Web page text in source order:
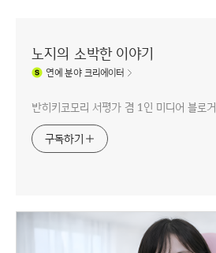
노지의 소박한 이야기
연예분야 크리에이터
반히키코모리 서평가 겸 1인 미디어 블로거
구독하기